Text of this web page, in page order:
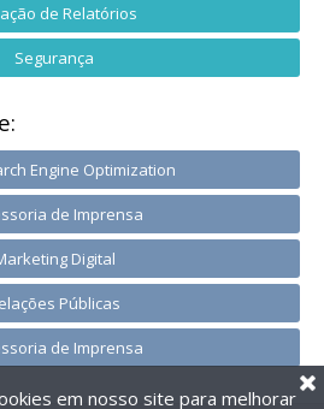
de Relatórios
Segurança
Engine Optimization
de Imprensa
Digital
Públicas
de Imprensa
em nosso site para melhorar